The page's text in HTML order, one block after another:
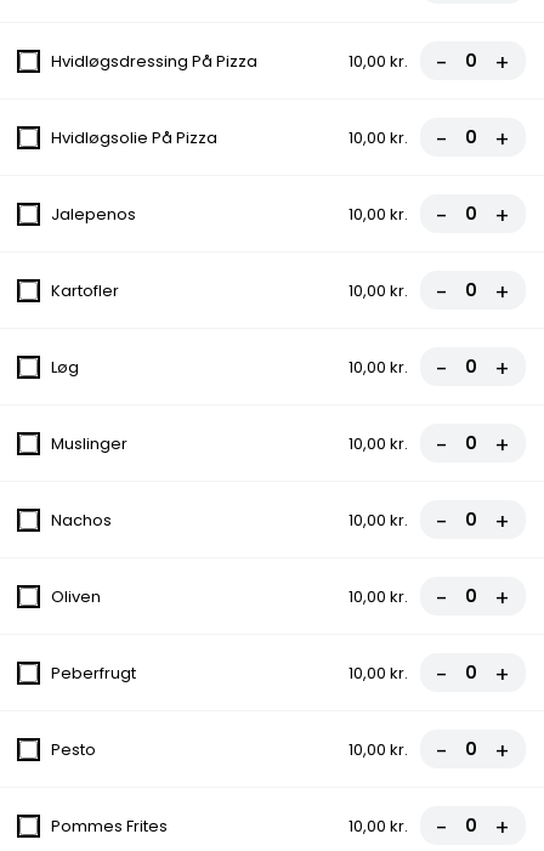
2. Vesuvio
fra 85,00 kr.
3. Hawai
fra 90,00 kr.
4. Napoli
fra
5. Pompeio
Tomatsauce, Ost, Skinke, Champignon
Tomatsauce, Ost, Skinke, Bacon,
Hvidløgsdressing På Pizza 10,00 kr. - +
Hvidløgsolie På Pizza 10,00 kr. - +
Jalepenos 10,00 kr. - +
Kartofler 10,00 kr. - +
Løg 10,00 kr. - +
Muslinger 10,00 kr. - +
Nachos 10,00 kr. - +
Oliven 10,00 kr. - +
Peberfrugt 10,00 kr. - +
Pesto 10,00 kr. - +
Pommes Frites 10,00 kr. - +